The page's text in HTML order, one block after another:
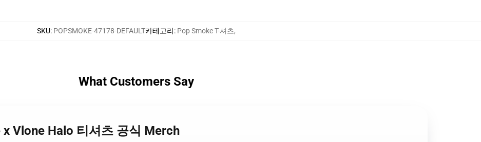
SKU: POPSMOKE-47178-DEFAULT카테고리: Pop Smoke T-셔츠,
What Customers Say
Vlone Halo 티셔츠 공식 Merch